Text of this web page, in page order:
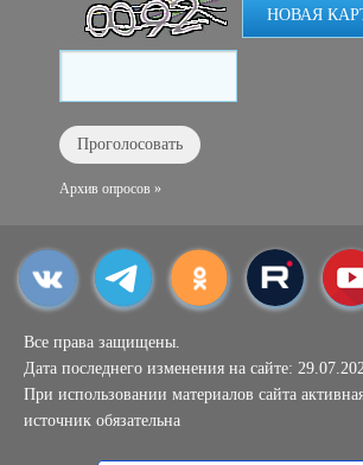
НОВАЯ
Архив опросов »
Все права защищены.
Дата последнего изменения на сайте:
При использовании материалов сайта
источник обязательна